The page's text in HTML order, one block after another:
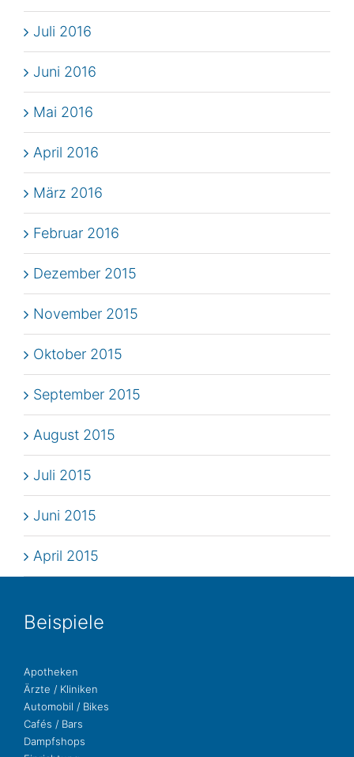
Juli 2016
Juni 2016
Mai 2016
April 2016
März 2016
Februar 2016
Dezember 2015
November 2015
Oktober 2015
September 2015
August 2015
Juli 2015
Juni 2015
April 2015
Bei­spie­le
Apo­the­ken
Ärzte / Kliniken
Auto­mo­bil / Bikes
Cafés / Bars
Dampf­shops